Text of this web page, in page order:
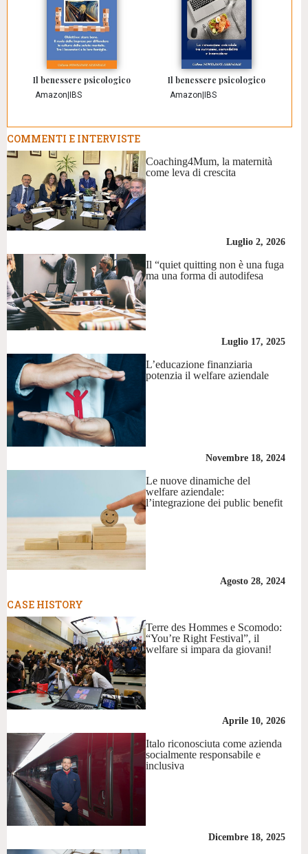
Il benessere psicologico
Amazon IBS
Il benessere psicologico
Amazon IBS
COMMENTI E INTERVISTE
Coaching4Mum, la maternità
come leva di crescita
Luglio 2, 2026
Il “quiet quitting non è una fuga
ma una forma di autodifesa
Luglio 17, 2025
L’educazione finanziaria
potenzia il welfare aziendale
Novembre 18, 2024
Le nuove dinamiche del
welfare aziendale:
l’integrazione dei public benefit
Agosto 28, 2024
CASE HISTORY
Terre des Hommes e Scomodo:
“You’re Right Festival”, il
welfare si impara da giovani!
Aprile 10, 2026
Italo riconosciuta come azienda
socialmente responsabile e
inclusiva
Dicembre 18, 2025